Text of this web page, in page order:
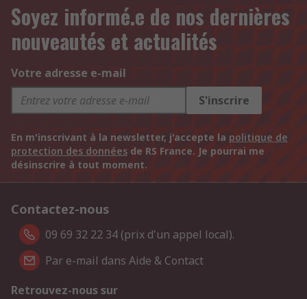
Soyez informé.e de nos dernières
nouveautés et actualités
Votre adresse e-mail
S'inscrire
En m'inscrivant à la newsletter, j'accepte la politique de
protection des données de RS France. Je pourrai me
désinscrire à tout moment.
Contactez-nous
09 69 32 22 34 (prix d'un appel local).
Par e-mail dans Aide & Contact
Retrouvez-nous sur